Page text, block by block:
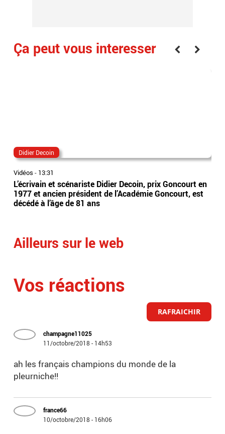
Ça peut vous interesser
Didier Decoin
Vidéos - 13:31
L’écrivain et scénariste Didier Decoin, prix Goncourt en
1977 et ancien président de l’Académie Goncourt, est
décédé à l’âge de 81 ans
Ailleurs sur le web
Vos réactions
RAFRAICHIR
champagne11025
11/octobre/2018 - 14h53
ah les français champions du monde de la
pleurniche!!
france66
10/octobre/2018 - 16h06